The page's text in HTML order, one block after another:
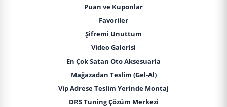
Puan ve Kuponlar
Favoriler
Şifremi Unuttum
Video Galerisi
En Çok Satan Oto Aksesuarla
Mağazadan Teslim (Gel-Al)
Vip Adrese Teslim Yerinde Montaj
DRS Tuning Çözüm Merkezi